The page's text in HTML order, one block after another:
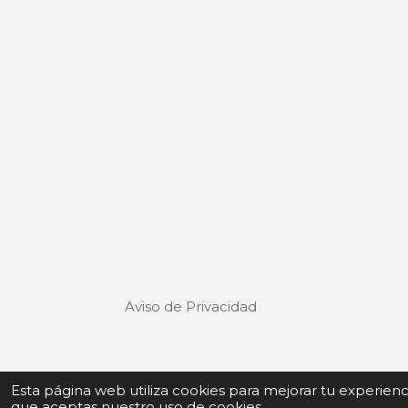
Esta página web utiliza cookies para mejorar tu
Aviso de Privacidad